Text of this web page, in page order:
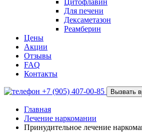
Цитофлавин
Для печени
Дексаметазон
Реамберин
Цены
Акции
Отзывы
FAQ
Контакты
+7 (905) 407-00-85 Вызвать
Главная
Лечение наркомании
Принудительное лечение